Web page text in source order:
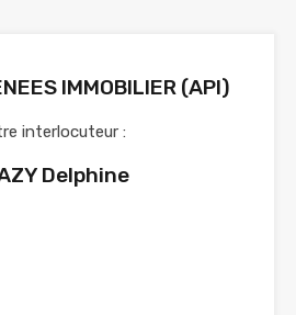
IMMOBILIER (API)
interlocuteur :
Delphine